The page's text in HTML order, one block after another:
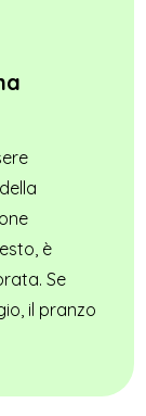
è
Se
il pranzo